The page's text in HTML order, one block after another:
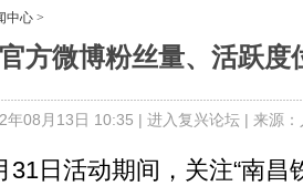
中心 >
方微博粉丝量、活跃度
年08月13日 10:35 | 进入复兴论坛| 来源
日活动期间，关注“南昌